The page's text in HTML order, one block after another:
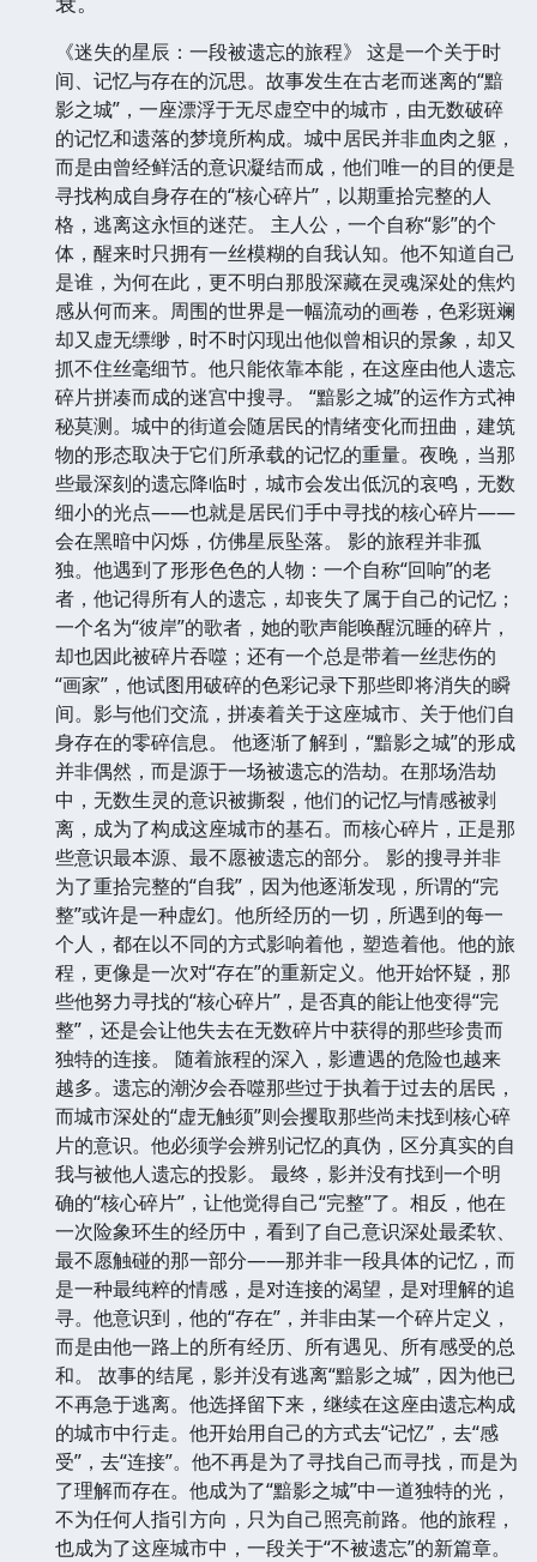
《迷失的星辰：一段被遗忘的旅程》 这是一个关于时
间、记忆与存在的沉思。故事发生在古老而迷离的“黯
影之城”，一座漂浮于无尽虚空中的城市，由无数破碎
的记忆和遗落的梦境所构成。城中居民并非血肉之躯，
而是由曾经鲜活的意识凝结而成，他们唯一的目的便是
寻找构成自身存在的“核心碎片”，以期重拾完整的人
格，逃离这永恒的迷茫。 主人公，一个自称“影”的个
体，醒来时只拥有一丝模糊的自我认知。他不知道自己
是谁，为何在此，更不明白那股深藏在灵魂深处的焦灼
感从何而来。周围的世界是一幅流动的画卷，色彩斑斓
却又虚无缥缈，时不时闪现出他似曾相识的景象，却又
抓不住丝毫细节。他只能依靠本能，在这座由他人遗忘
碎片拼凑而成的迷宫中搜寻。 “黯影之城”的运作方式神
秘莫测。城中的街道会随居民的情绪变化而扭曲，建筑
物的形态取决于它们所承载的记忆的重量。夜晚，当那
些最深刻的遗忘降临时，城市会发出低沉的哀鸣，无数
细小的光点——也就是居民们手中寻找的核心碎片——
会在黑暗中闪烁，仿佛星辰坠落。 影的旅程并非孤
独。他遇到了形形色色的人物：一个自称“回响”的老
者，他记得所有人的遗忘，却丧失了属于自己的记忆；
一个名为“彼岸”的歌者，她的歌声能唤醒沉睡的碎片，
却也因此被碎片吞噬；还有一个总是带着一丝悲伤的
“画家”，他试图用破碎的色彩记录下那些即将消失的瞬
间。影与他们交流，拼凑着关于这座城市、关于他们自
身存在的零碎信息。 他逐渐了解到，“黯影之城”的形成
并非偶然，而是源于一场被遗忘的浩劫。在那场浩劫
中，无数生灵的意识被撕裂，他们的记忆与情感被剥
离，成为了构成这座城市的基石。而核心碎片，正是那
些意识最本源、最不愿被遗忘的部分。 影的搜寻并非
为了重拾完整的“自我”，因为他逐渐发现，所谓的“完
整”或许是一种虚幻。他所经历的一切，所遇到的每一
个人，都在以不同的方式影响着他，塑造着他。他的旅
程，更像是一次对“存在”的重新定义。他开始怀疑，那
些他努力寻找的“核心碎片”，是否真的能让他变得“完
整”，还是会让他失去在无数碎片中获得的那些珍贵而
独特的连接。 随着旅程的深入，影遭遇的危险也越来
越多。遗忘的潮汐会吞噬那些过于执着于过去的居民，
而城市深处的“虚无触须”则会攫取那些尚未找到核心碎
片的意识。他必须学会辨别记忆的真伪，区分真实的自
我与被他人遗忘的投影。 最终，影并没有找到一个明
确的“核心碎片”，让他觉得自己“完整”了。相反，他在
一次险象环生的经历中，看到了自己意识深处最柔软、
最不愿触碰的那一部分——那并非一段具体的记忆，而
是一种最纯粹的情感，是对连接的渴望，是对理解的追
寻。他意识到，他的“存在”，并非由某一个碎片定义，
而是由他一路上的所有经历、所有遇见、所有感受的总
和。 故事的结尾，影并没有逃离“黯影之城”，因为他已
不再急于逃离。他选择留下来，继续在这座由遗忘构成
的城市中行走。他开始用自己的方式去“记忆”，去“感
受”，去“连接”。他不再是为了寻找自己而寻找，而是为
了理解而存在。他成为了“黯影之城”中一道独特的光，
不为任何人指引方向，只为自己照亮前路。他的旅程，
也成为了这座城市中，一段关于“不被遗忘”的新篇章。